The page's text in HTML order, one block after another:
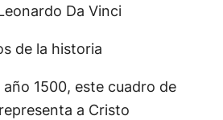
Da Vinci
1500, este cuadro de
a Cristo